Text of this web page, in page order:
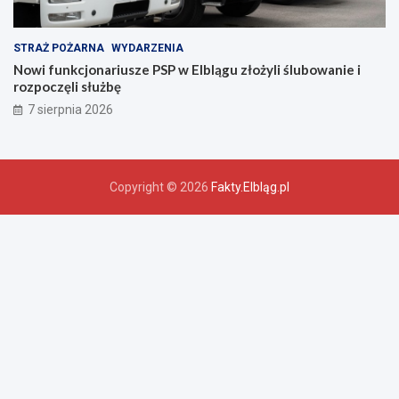
STRAŻ POŻARNA WYDARZENIA
Nowi funkcjonariusze PSP w Elblągu złożyli ślubowanie i
rozpoczęli służbę
7 sierpnia 2026
Copyright © 2026 Fakty.Elbląg.pl